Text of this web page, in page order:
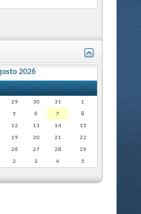
2026
Mi Ju Vi Sá
29 30 31
1
5 6 7
8
12 13 14
15
19 20 21
22
26 27 28
29
2 3 4 5